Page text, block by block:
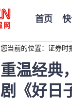
首页
您当前的位置： 证券时
重温经典
剧《好日